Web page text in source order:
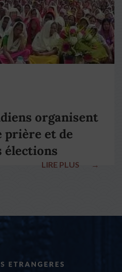
organisent
prière et de
élections
LIRE PLUS →